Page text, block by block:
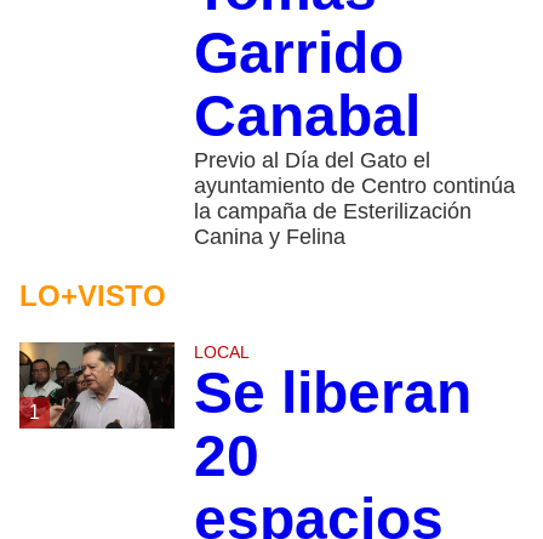
Garrido
Canabal
Previo al Día del Gato el
ayuntamiento de Centro continúa
la campaña de Esterilización
Canina y Felina
LO+VISTO
1
LOCAL
Se liberan
20
espacios